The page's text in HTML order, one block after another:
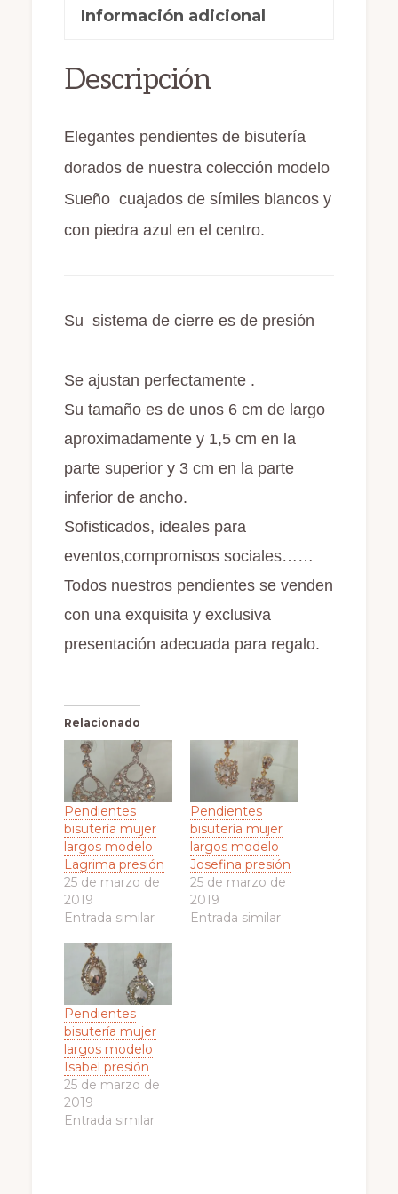
b
o
k
d
n
ar
r
Información adicional
Descripción
Elegantes pendientes de bisutería
dorados de nuestra colección modelo
Sueño cuajados de símiles blancos y
con piedra azul en el centro.
Su sistema de cierre es de presión
Se ajustan perfectamente .
Su tamaño es de unos 6 cm de largo
aproximadamente y 1,5 cm en la
parte superior y 3 cm en la parte
inferior de ancho.
Sofisticados, ideales para
eventos,compromisos sociales……
Todos nuestros pendientes se venden
con una exquisita y exclusiva
presentación adecuada para regalo.
Relacionado
Pendientes
bisutería mujer
largos modelo
Lagrima presión
25 de marzo de
2019
Entrada similar
Pendientes
bisutería mujer
largos modelo
Josefina presión
25 de marzo de
2019
Entrada similar
Pendientes
bisutería mujer
largos modelo
Isabel presión
25 de marzo de
2019
Entrada similar